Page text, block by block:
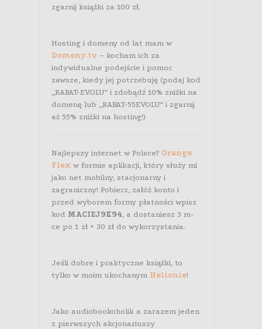
zgarnij książki za 100 zł.
Hosting i domeny od lat mam w
Domeny.tv – kocham ich za
indywidualne podejście i pomoc
zawsze, kiedy jej potrzebuję (podaj kod
„RABAT-EVOLU” i zdobądź 10% zniżki na
domenę lub „RABAT-55EVOLU” i zgarnij
aż 55% zniżki na hosting!)
Najlepszy internet w Polsce? Orange
Flex w formie aplikacji, który służy mi
jako net mobilny, stacjonarny i
zagraniczny! Pobierz, załóż konto i
przed wyborem formy płatności wpisz
kod MACIEJ9K94, a dostaniesz 3 m-
ce po 1 zł + 30 zł do wykorzystania.
Jeśli dobre i praktyczne książki, to
tylko w moim ukochanym Helionie!
Jako audiobookoholik a zarazem jeden
z pierwszych akcjonariuszy